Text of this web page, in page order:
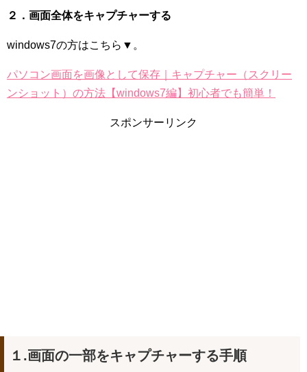
２．画面全体をキャプチャーする
windows7の方はこちら▼。
パソコン画面を画像として保存｜キャプチャー（スクリー
ンショット）の方法【windows7編】初心者でも簡単！
スポンサーリンク
１.画面の一部をキャプチャーする手順